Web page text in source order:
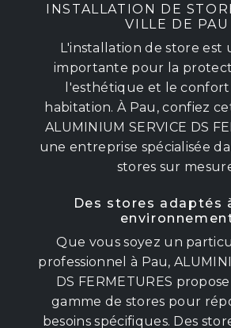
INSTALLATION DE
VILLE DE PAU
L'installation de store est
importante pour la
l'esthétique et le
habitation. À Pau, confiez
ALUMINIUM SERVICE DS
une entreprise spécialisée
stores sur
Des stores adaptés
Que vous soyez un
professionnel à Pau,
DS FERMETURES
gamme de stores pour
besoins spécifiques. Des